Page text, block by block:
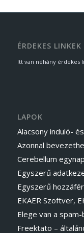
ÉRDEKES LINKEK
Itt van néhány érdekes
LAPOK
Alacsony induló-
Azonnal
Cerebellum
Egyszerű
Egyszerű
EKAER Szoftver,
Elege van a spam-
Freektato –